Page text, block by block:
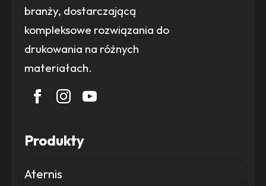
branży, dostarczającą
kompleksowe rozwiązania do
drukowania na różnych
materiałach.
Produkty
Aternis